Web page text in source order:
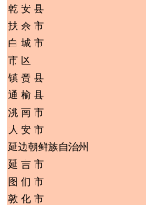
乾 安 县
扶 余 市
白 城 市
市 区
镇 赉 县
通 榆 县
洮 南 市
大 安 市
延边朝鲜族自治州
延 吉 市
图 们 市
敦 化 市